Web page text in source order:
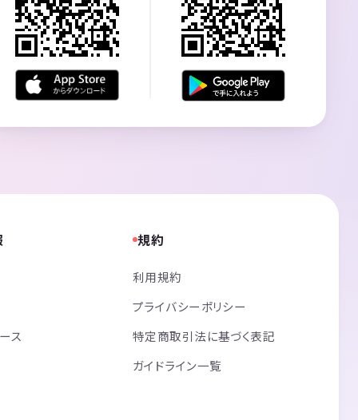
ス
規約
利用規約
プライバシーポリシー
特定商取引法に基づく表記
ガイドライン一覧